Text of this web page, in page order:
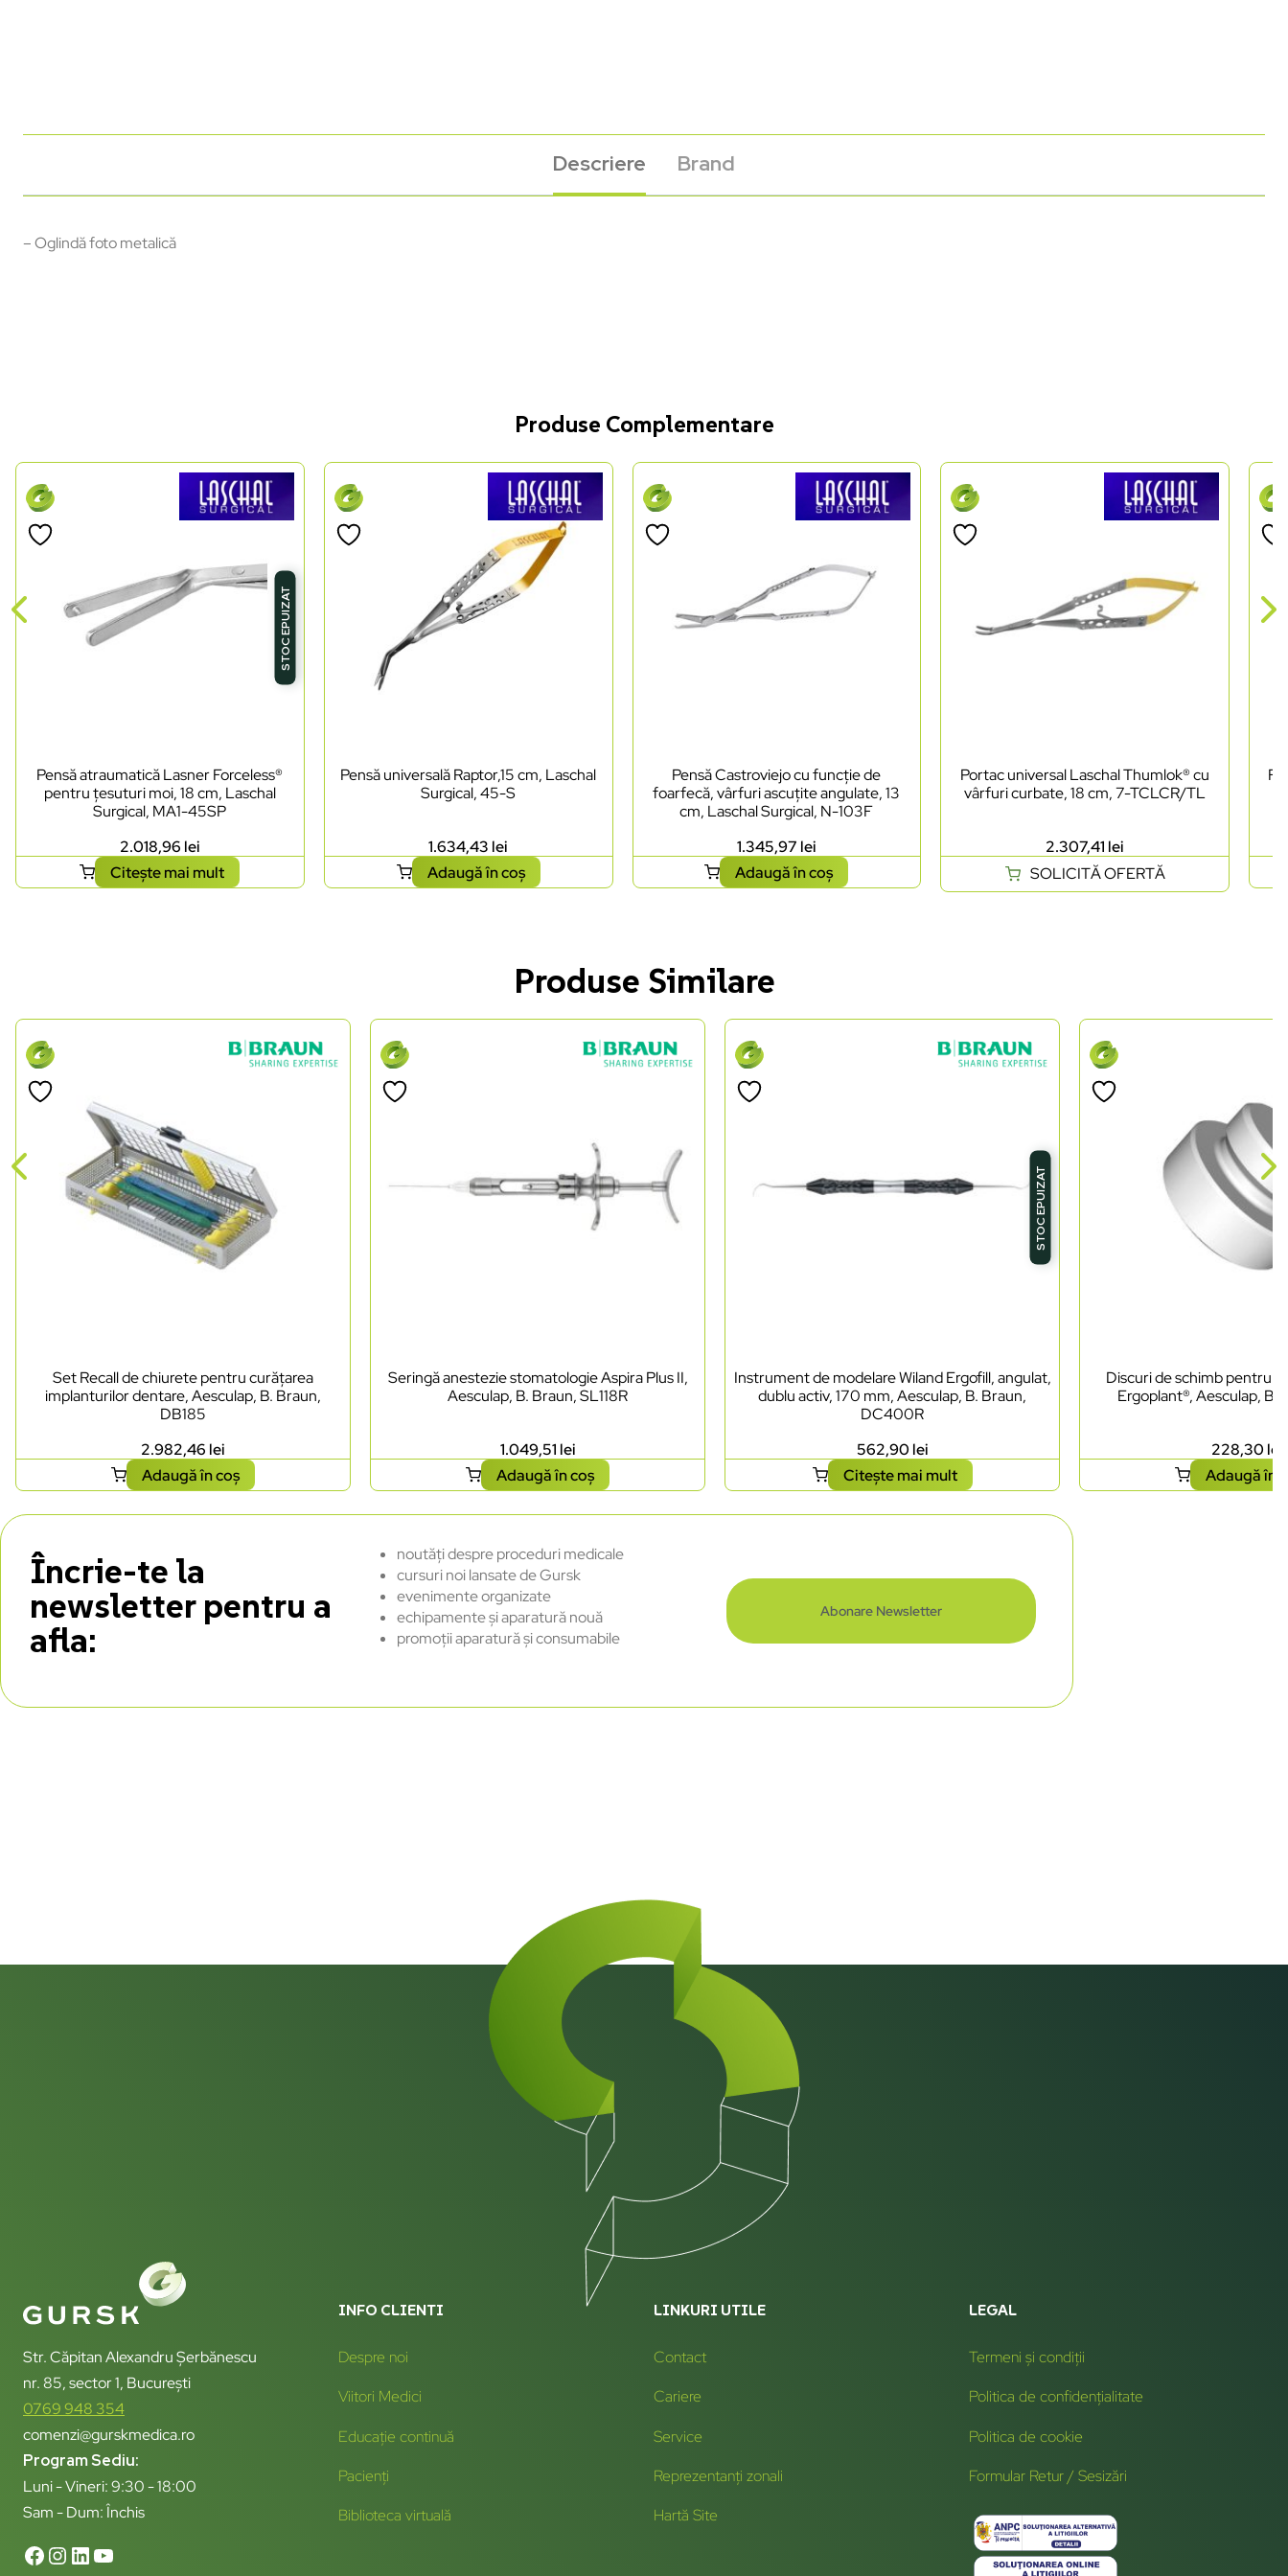
Descriere Brand
– Oglindă foto metalică
Produse Complementare
STOC EPUIZAT
Pensă atraumatică Lasner Forceless®
pentru țesuturi moi, 18 cm, Laschal
Surgical, MA1-45SP
2.018,96 lei
Citește mai mult
Pensă universală Raptor,15 cm, Laschal
Surgical, 45-S
1.634,43 lei
Adaugă în coș
Pensă Castroviejo cu funcție de
foarfecă, vârfuri ascuțite angulate, 13
cm, Laschal Surgical, N-103F
1.345,97 lei
Adaugă în coș
Portac universal Laschal Thumlok® cu
vârfuri curbate, 18 cm, 7-TCLCR/TL
2.307,41 lei
SOLICITĂ OFERTĂ
Produse Similare
Set Recall de chiurete pentru curățarea
implanturilor dentare, Aesculap, B. Braun,
DB185
2.982,46 lei
Adaugă în coș
Seringă anestezie stomatologie Aspira Plus II,
Aesculap, B. Braun, SL118R
1.049,51 lei
Adaugă în coș
STOC EPUIZAT
Instrument de modelare Wiland Ergofill, angulat,
dublu activ, 170 mm, Aesculap, B. Braun,
DC400R
562,90 lei
Citește mai mult
Discuri de schimb pentru
Ergoplant®, Aesculap, B.
228,30 lei
Adaugă în
Încrie-te la
newsletter pentru a
afla:
noutăți despre proceduri medicale
cursuri noi lansate de Gursk
evenimente organizate
echipamente și aparatură nouă
promoții aparatură și consumabile
Abonare Newsletter
Str. Căpitan Alexandru Șerbănescu
nr. 85, sector 1, București
0769 948 354
comenzi@gurskmedica.ro
Program Sediu:
Luni - Vineri: 9:30 - 18:00
Sam - Dum: Închis
INFO CLIENTI
Despre noi
Viitori Medici
Educație continuă
Pacienți
Biblioteca virtuală
LINKURI UTILE
Contact
Cariere
Service
Reprezentanți zonali
Hartă Site
LEGAL
Termeni și condiții
Politica de confidențialitate
Politica de cookie
Formular Retur / Sesizări